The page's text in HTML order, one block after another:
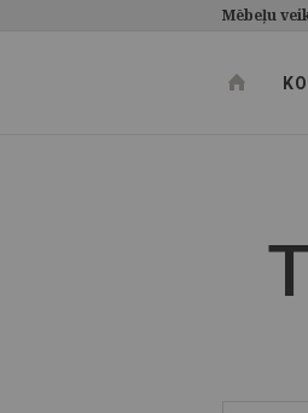
Mēbeļu